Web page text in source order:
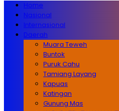
Home
Nasional
Internasional
Daerah
Muara Teweh
Buntok
Puruk Cahu
Tamiang Layang
Kapuas
Katingan
Gunung Mas